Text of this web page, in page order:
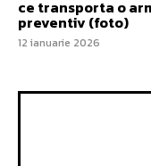
ce transporta o
preventiv (foto)
12 ianuarie 2026